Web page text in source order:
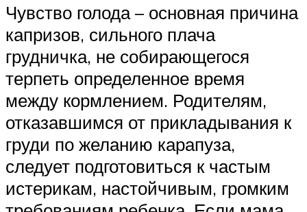
Чувство голода – основная причина
капризов, сильного плача
грудничка, не собирающегося
терпеть определенное время
между кормлением. Родителям,
отказавшимся от прикладывания к
груди по желанию карапуза,
следует подготовиться к частым
истерикам, настойчивым, громким